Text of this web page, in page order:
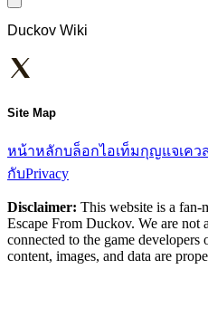
Duckov Wiki
Site Map
หน้าหลักบล็อกไอเท็มกุญแจเคว
กับPrivacy
Disclaimer: This website is a fan-
Escape From Duckov. We are
connected to the game
content, images, and data are